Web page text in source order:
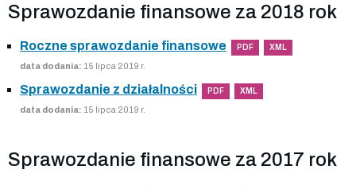
Sprawozdanie finansowe za 2018 rok
Roczne sprawozdanie finansowe PDF XML
data dodania: 15 lipca 2019 r.
Sprawozdanie z działalności PDF XML
data dodania: 15 lipca 2019 r.
Sprawozdanie finansowe za 2017 rok